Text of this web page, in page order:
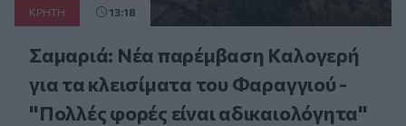
ΚΡΗΤΗ 13:18
Σαμαριά: Νέα παρέμβαση Καλογερή
για τα κλεισίματα του Φαραγγιού -
"Πολλές φορές είναι αδικαιολόγητα"